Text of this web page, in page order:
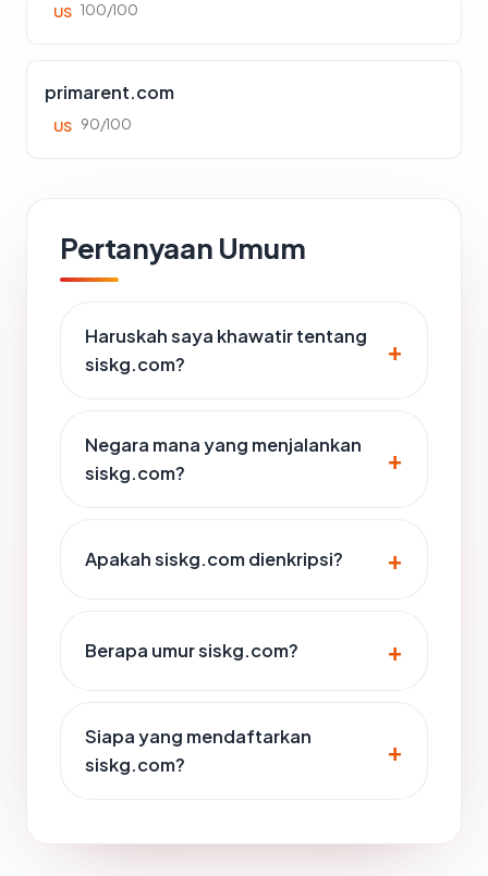
US 100/100
primarent.com
US 90/100
Pertanyaan Umum
Haruskah saya khawatir tentang
siskg.com?
Negara mana yang menjalankan
siskg.com?
Apakah siskg.com dienkripsi?
Berapa umur siskg.com?
Siapa yang mendaftarkan
siskg.com?